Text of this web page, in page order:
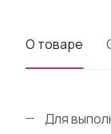
О товаре
Для